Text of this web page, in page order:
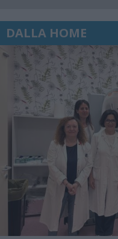
DALLA HOME